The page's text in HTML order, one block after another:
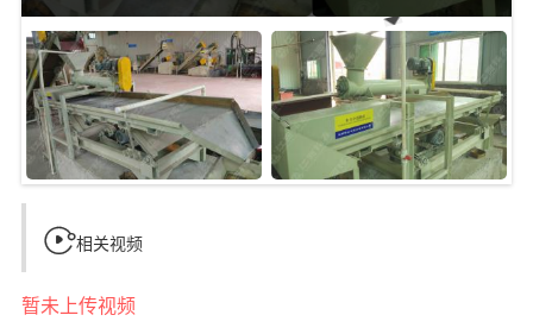
相关视频
暂未上传视频